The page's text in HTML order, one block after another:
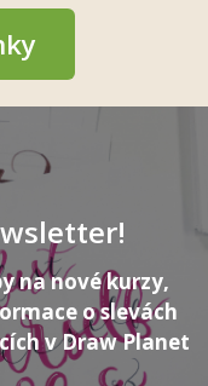
na nové kurzy,
o slevách
v Draw Planet